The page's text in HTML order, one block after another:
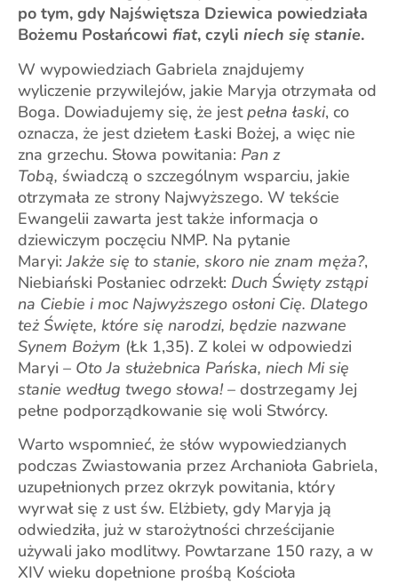
po tym, gdy Najświętsza Dziewica powiedziała
Bożemu Posłańcowi fiat, czyli niech się stanie.
W wypowiedziach Gabriela znajdujemy
wyliczenie przywilejów, jakie Maryja otrzymała od
Boga. Dowiadujemy się, że jestpełna łaski, co
oznacza, że jest dziełem Łaski Bożej, a więc nie
zna grzechu. Słowa powitania: Pan z
Tobą, świadczą o szczególnym wsparciu, jakie
otrzymała ze strony Najwyższego. W tekście
Ewangelii zawarta jest także informacja o
dziewiczym poczęciu NMP. Na pytanie
Maryi:Jakże się to stanie, skoro nie znam męża?,
Niebiański Posłaniec odrzekł: Duch Święty zstąpi
na Ciebie i moc Najwyższego osłoni Cię. Dlatego
też Święte, które się narodzi, będzie nazwane
Synem Bożym (Łk 1,35). Z kolei w odpowiedzi
Maryi – Oto Ja służebnica Pańska, niech Mi się
stanie według twego słowa!– dostrzegamy Jej
pełne podporządkowanie się woli Stwórcy.
Warto wspomnieć, że słów wypowiedzianych
podczas Zwiastowania przez Archanioła Gabriela,
uzupełnionych przez okrzyk powitania, który
wyrwał się z ust św. Elżbiety, gdy Maryja ją
odwiedziła, już w starożytności chrześcijanie
używali jako modlitwy. Powtarzane 150 razy, a w
XIV wieku dopełnione prośbą Kościoła